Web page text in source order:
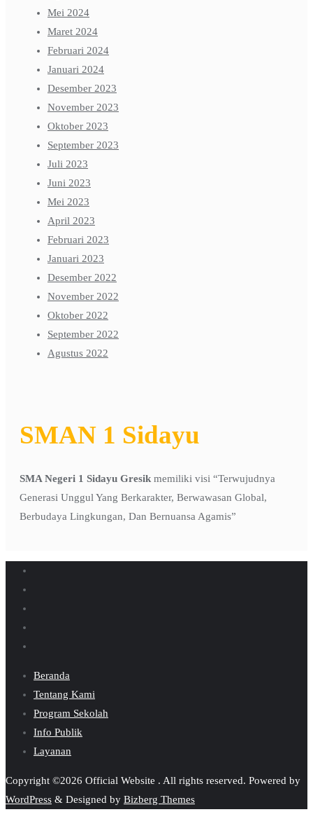
Mei 2024
Maret 2024
Februari 2024
Januari 2024
Desember 2023
November 2023
Oktober 2023
September 2023
Juli 2023
Juni 2023
Mei 2023
April 2023
Februari 2023
Januari 2023
Desember 2022
November 2022
Oktober 2022
September 2022
Agustus 2022
SMAN 1 Sidayu
SMA Negeri 1 Sidayu Gresik memiliki visi “Terwujudnya
Generasi Unggul Yang Berkarakter, Berwawasan Global,
Berbudaya Lingkungan, Dan Bernuansa Agamis”
Beranda
Tentang Kami
Program Sekolah
Info Publik
Layanan
Copyright ©2026 Official Website . All rights reserved. Powered by
WordPress & Designed by Bizberg Themes